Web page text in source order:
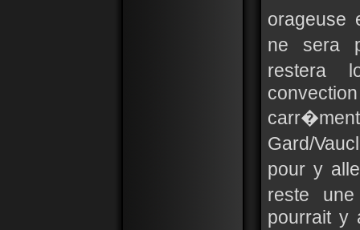
orageuse
ne sera
restera
Gard/
pour y
reste
pourrait y